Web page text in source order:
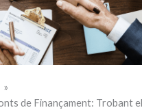
de Finançament: Trobant